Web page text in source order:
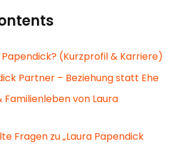
(Kurzprofil & Karriere)
Partner – Beziehung statt Ehe
Familienleben von Laura
Fragen zu „Laura Papendick